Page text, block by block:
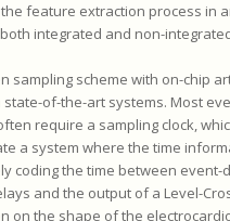
feature extraction process in
integrated and non-
sampling scheme with on-chip
of-the-art systems. Most
require a sampling clock,
a system where the time
coding the time between event-
and the output of a Level-
on the shape of the